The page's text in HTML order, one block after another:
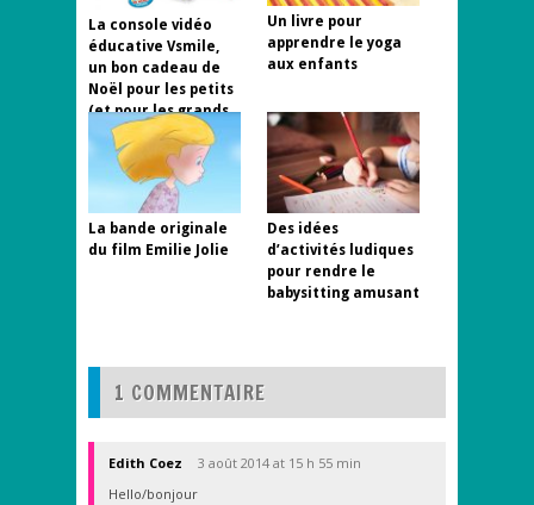
La console vidéo
éducative Vsmile,
un bon cadeau de
Noël pour les petits
(et pour les grands
aussi)
Un livre pour
apprendre le yoga
aux enfants
La bande originale
du film Emilie Jolie
Des idées
d’activités ludiques
pour rendre le
babysitting amusant
1 COMMENTAIRE
Edith Coez
3 août 2014 at 15 h 55 min
Hello/bonjour